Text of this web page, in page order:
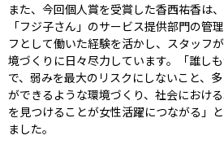
また、今回個人賞を受賞した香西祐香は
「フジ子さん」のサービス提供部門の管
フとして働いた経験を活かし、スタッフ
境づくりに日々尽力しています。「誰し
で、弱みを最大のリスクにしないこと、
ができるような環境づくり、社会におけ
を見つけることが女性活躍につながる」
ました。